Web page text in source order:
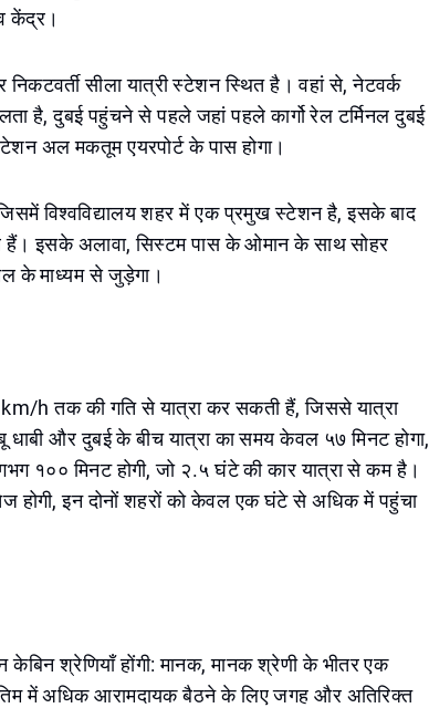
केंद्र।
निकटवर्ती सीला यात्री स्टेशन स्थित है। वहां से, नेटवर्क
है, दुबई पहुंचने से पहले जहां पहले कार्गो रेल टर्मिनल दुबई
अल मकतूम एयरपोर्ट के पास होगा।
विश्वविद्यालय शहर में एक प्रमुख स्टेशन है, इसके बाद
इसके अलावा, सिस्टम पास के ओमान के साथ सोहर
के माध्यम से जुड़ेगा।
h तक की गति से यात्रा कर सकती हैं, जिससे यात्रा
धाबी और दुबई के बीच यात्रा का समय केवल ५७ मिनट होगा,
१०० मिनट होगी, जो २.५ घंटे की कार यात्रा से कम है।
होगी, इन दोनों शहरों को केवल एक घंटे से अधिक में पहुंचा
केबिन श्रेणियाँ होंगी: मानक, मानक श्रेणी के भीतर एक
में अधिक आरामदायक बैठने के लिए जगह और अतिरिक्त